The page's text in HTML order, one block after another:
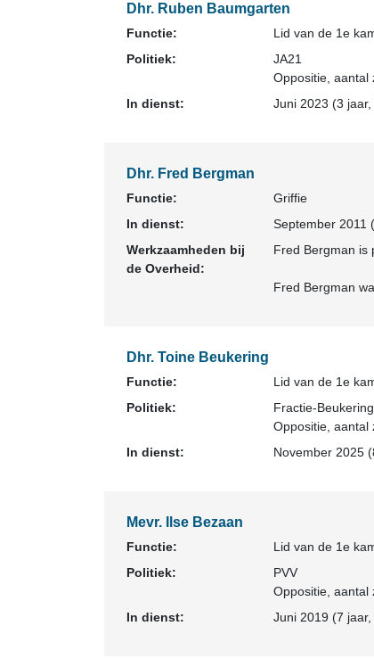
Dhr. Ruben Baumgarten
Functie:
Lid van de 1e
Politiek:
JA21
Oppositie ,
In dienst:
Juni 2023 (3
Dhr. Fred Bergman
Functie:
Griffie
In dienst:
September 2011
Werkzaamheden bij
de Overheid:
Fred Bergman is
Fred Bergman
Dhr. Toine Beukering
Functie:
Lid van de 1e
Politiek:
Fractie-Beukering
Oppositie ,
In dienst:
November 2025
Mevr. Ilse Bezaan
Functie:
Lid van de 1e
Politiek:
PVV
Oppositie ,
In dienst:
Juni 2019 (7